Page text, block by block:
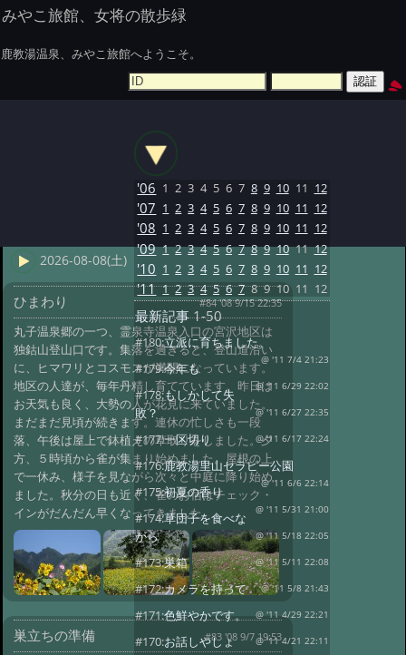
みやこ旅館、女将の散歩緑
鹿教湯温泉、みやこ旅館へようこそ。
2026-08-08(土)
ひまわり #84 '08 9/15 22:35
丸子温泉郷の一つ、霊泉寺温泉入口の宮沢地区は
独鈷山登山口です。集落を過ぎると、登山道沿い
に、ヒマワリとコスモスが満開になっています。
地区の人達が、毎年丹精し育てています。昨日は
お天気も良く、大勢の人が花見に来ていました。
まだまだ見頃が続きます。連休の忙しさも一段
落、午後は屋上で鉢植えの草取りをしました。夕
方、５時頃から雀が集まり始めました。屋根の上
で一休み、様子を見ながら次々と中庭に降り始め
ました。秋分の日も近く、雀のお宿はチェック・
インがだんだん早くなってきました。
巣立ちの準備 #83 '08 9/7 19:53
'06 1 2 3 4 5 6 7 8 9 10 11 12
'07 1 2 3 4 5 6 7 8 9 10 11 12
'08 1 2 3 4 5 6 7 8 9 10 11 12
'09 1 2 3 4 5 6 7 8 9 10 11 12
'10 1 2 3 4 5 6 7 8 9 10 11 12
'11 1 2 3 4 5 6 7 8 9 10 11 12
最新記事1-50
#180:立派に育ちました。
@ '11 7/4 21:23
#179:今年も
@ '11 6/29 22:02
#178:もしかして失
敗？
@ '11 6/27 22:35
#177:一区切り @ '11 6/17 22:24
#176:鹿教湯里山セラピー公園
@ '11 6/6 22:14
#175:初夏の香り
@ '11 5/31 21:00
#174:草団子を食べな
がら
@ '11 5/18 22:05
#173:巣箱 @ '11 5/11 22:08
#172:カメラを持って @ '11 5/8 21:43
#171:色鮮やかです。 @ '11 4/29 22:21
#170:お話しやしょ @ '11 4/21 22:11